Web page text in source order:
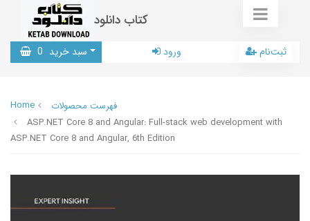
کتاب دانلود
سبد خرید 0 ورود ثبت‌نام
Home
فهرست محصولات
ASP.NET Core 8 and Angular: Full-stack web development with
ASP.NET Core 8 and Angular, 6th Edition